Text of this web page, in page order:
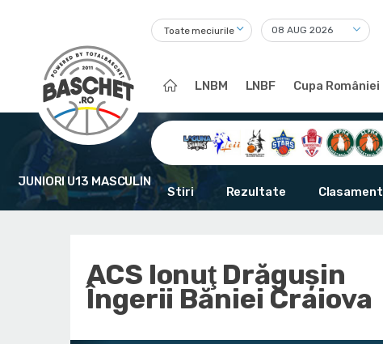
Toate meciurile
LNBM LNBF Cupa României
JUNIORI U13 MASCULIN
Stiri Rezultate Clasament
ACS Ionuţ Drăguşin
Îngerii Băniei Craiova